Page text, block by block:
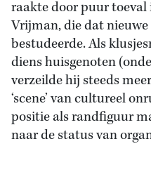
raakte door puur
Vrijman, die dat
bestudeerde. Als
diens huisgenoten
verzeilde hij steeds
‘scene’ van cultureel
positie als randfiguur
naar de status van